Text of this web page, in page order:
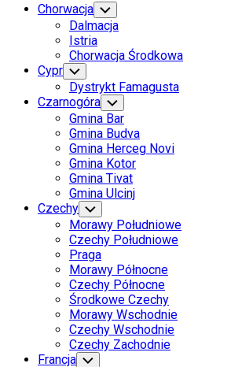
Chorwacja Toggle
Child
Menu
Dalmacja
Istria
Chorwacja Środkowa
Cypr Toggle
Child
Menu
Dystrykt Famagusta
Czarnogóra Toggle
Child
Menu
Gmina Bar
Gmina Budva
Gmina Herceg Novi
Gmina Kotor
Gmina Tivat
Gmina Ulcinj
Czechy Toggle
Child
Menu
Morawy Południowe
Czechy Południowe
Praga
Morawy Północne
Czechy Północne
Środkowe Czechy
Morawy Wschodnie
Czechy Wschodnie
Czechy Zachodnie
Francja Toggle